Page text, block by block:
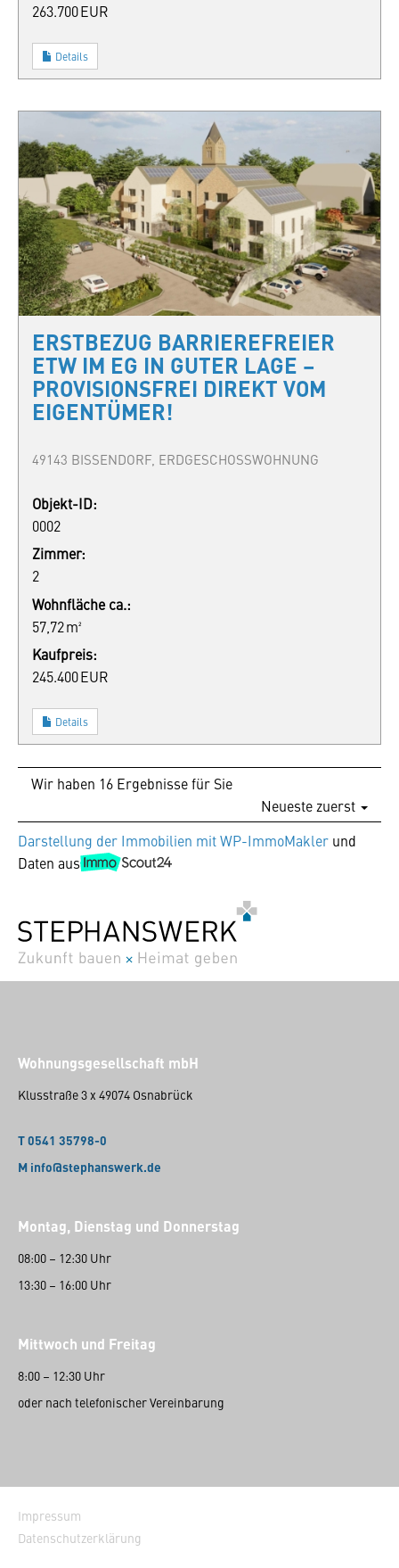
263.700 EUR
Details
ERSTBEZUG BARRIEREFREIER
ETW IM EG IN GUTER LAGE –
PROVISIONSFREI DIREKT VOM
EIGENTÜMER!
49143 BISSENDORF, ERDGESCHOSSWOHNUNG
Objekt-ID:
0002
Zimmer:
2
Wohnfläche ca.:
57,72 m²
Kaufpreis:
245.400 EUR
Details
Wir haben 16 Ergebnisse für Sie
Neueste zuerst
Darstellung der Immobilien mit WP-ImmoMakler und
Daten aus
Wohnungsgesellschaft mbH
Klusstraße 3 x 49074 Osnabrück
T 0541 35798-0
M info@stephanswerk.de
Montag, Dienstag und Donnerstag
08:00 – 12:30 Uhr
13:30 – 16:00 Uhr
Mittwoch und Freitag
8:00 – 12:30 Uhr
oder nach telefonischer Vereinbarung
Impressum
Datenschutzerklärung